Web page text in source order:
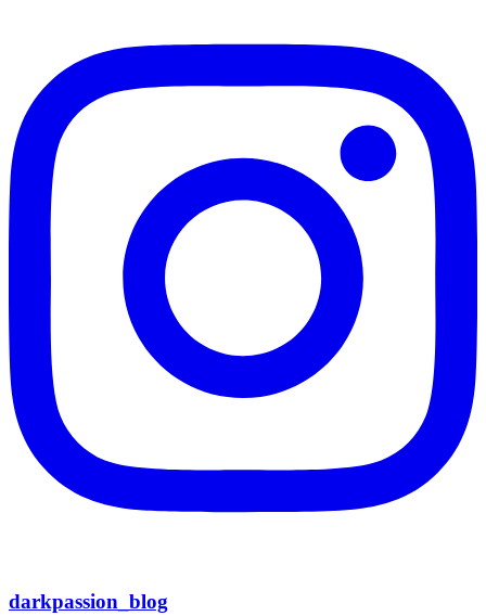
darkpassion_blog